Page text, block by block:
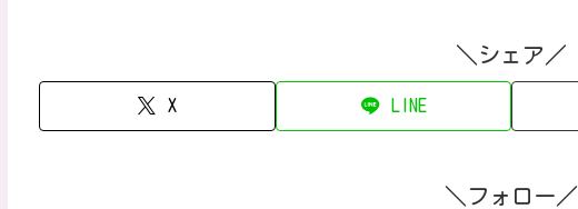
＼シェア／
X LINE
＼フォロー／